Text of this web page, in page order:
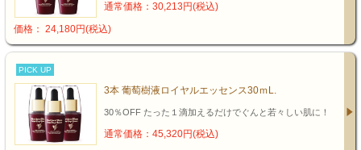
通常価格：30,213円(税込)
価格： 24,180円(税込)
PICK UP
3本 葡萄樹液ロイヤルエッセンス30ｍL.
30％OFF たった１滴加えるだけでぐんと若々しい肌に！
通常価格：45,320円(税込)